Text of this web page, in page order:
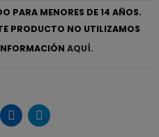
PARA MENORES DE 14 AÑOS.
PRODUCTO NO UTILIZAMOS
AQUÍ.